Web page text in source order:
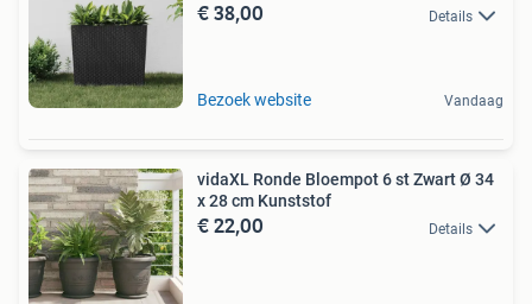
€ 38,00 Details
Bezoek website Vandaag
vidaXL Ronde Bloempot 6 st Zwart Ø 34
x 28 cm Kunststof
€ 22,00 Details